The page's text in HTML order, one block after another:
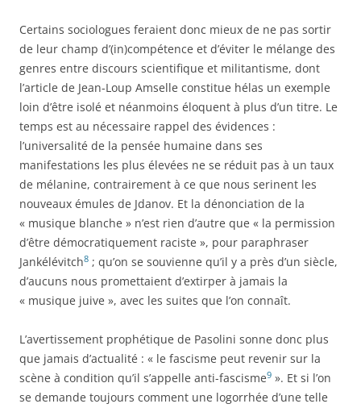
Certains sociologues feraient donc mieux de ne pas sortir
de leur champ d’(in)compétence et d’éviter le mélange des
genres entre discours scientifique et militantisme, dont
l’article de Jean-Loup Amselle constitue hélas un exemple
loin d’être isolé et néanmoins éloquent à plus d’un titre. Le
temps est au nécessaire rappel des évidences :
l’universalité de la pensée humaine dans ses
manifestations les plus élevées ne se réduit pas à un taux
de mélanine, contrairement à ce que nous serinent les
nouveaux émules de Jdanov. Et la dénonciation de la
« musique blanche » n’est rien d’autre que « la permission
d’être démocratiquement raciste », pour paraphraser
Jankélévitch8 ; qu’on se souvienne qu’il y a près d’un siècle,
d’aucuns nous promettaient d’extirper à jamais la
« musique juive », avec les suites que l’on connaît.
L’avertissement prophétique de Pasolini sonne donc plus
que jamais d’actualité : « le fascisme peut revenir sur la
scène à condition qu’il s’appelle anti-fascisme9 ». Et si l’on
se demande toujours comment une logorrhée d’une telle